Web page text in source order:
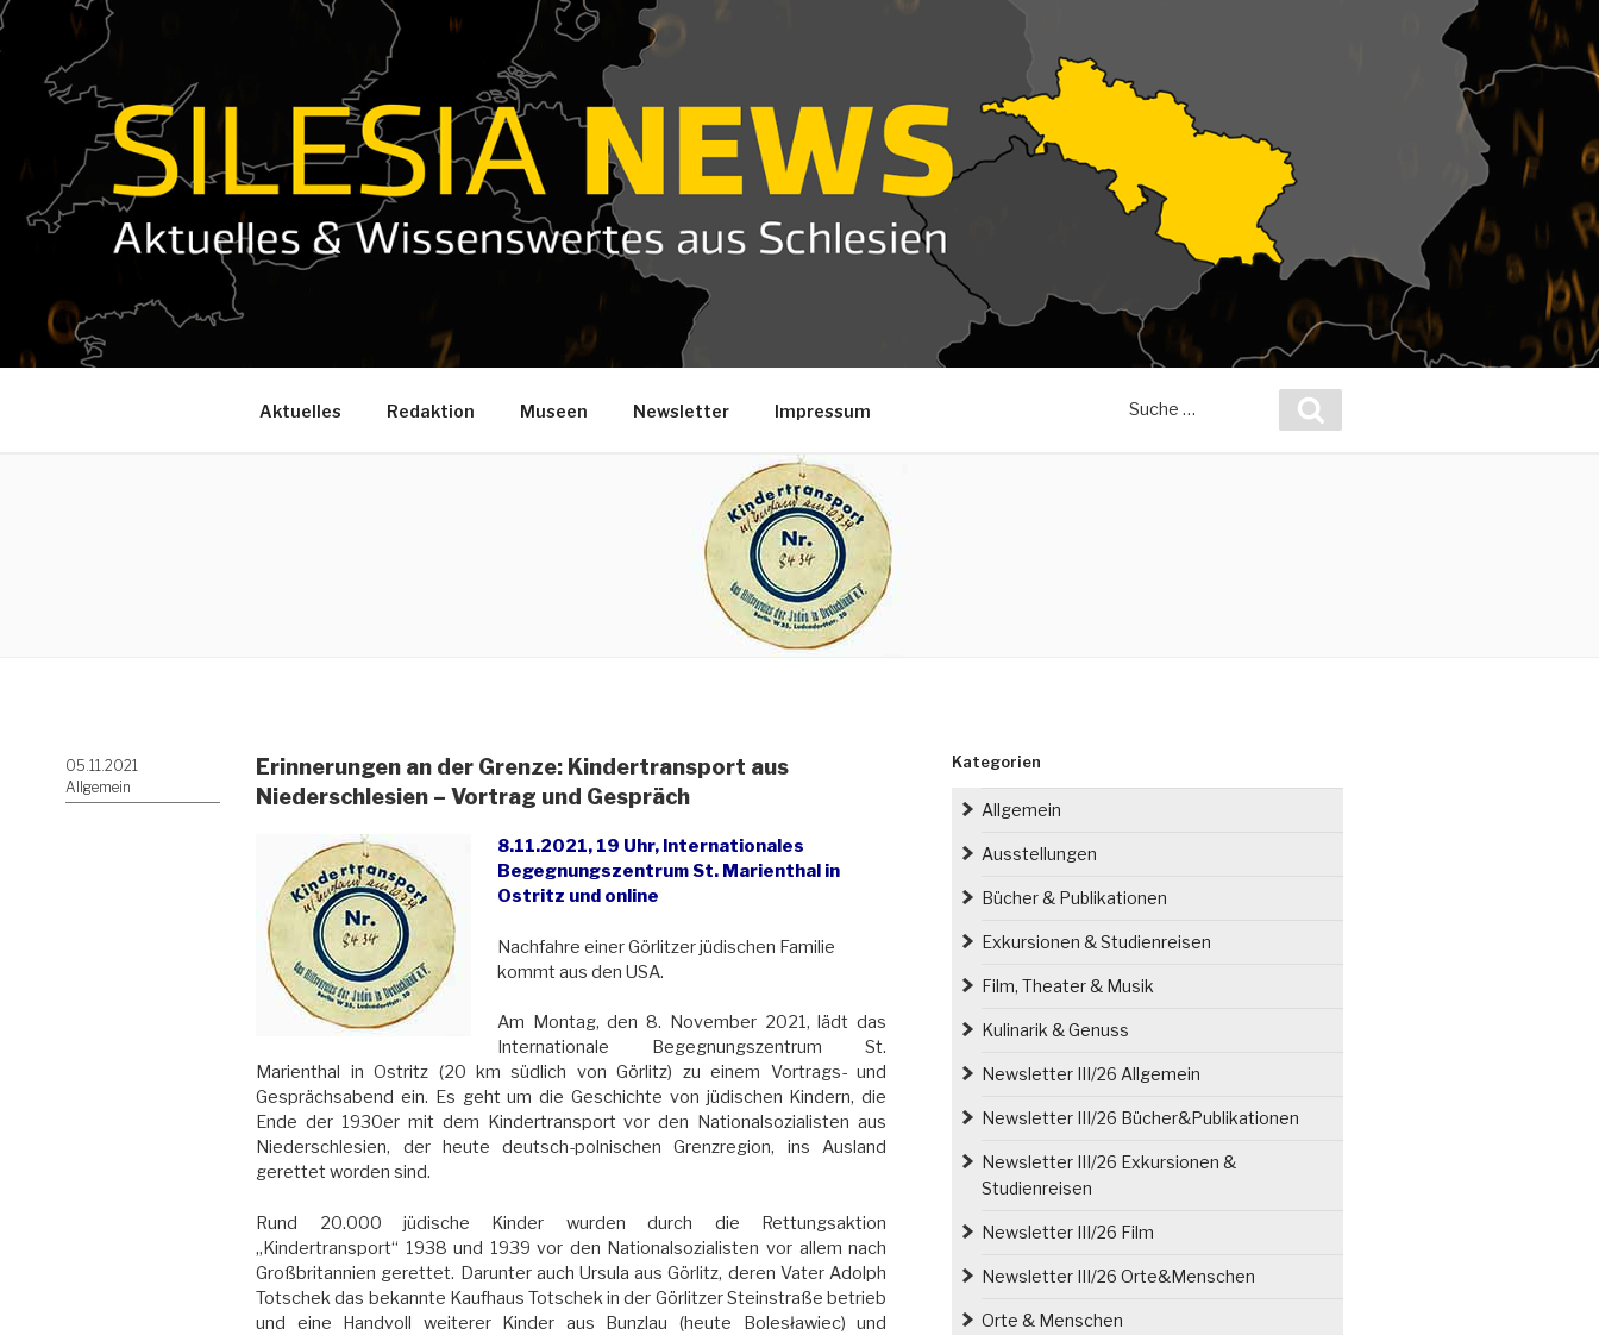
Zum
Inhalt
springen
Aktuelles Redaktion Museen Newsletter Impressum
nach:
Veröffentlicht
am
05.11.2021
Allgemein
Erinnerungen an der Grenze: Kindertransport aus
Niederschlesien – Vortrag und Gespräch
8.11.2021, 19 Uhr, Internationales
Begegnungszentrum St. Marienthal in
Ostritz und online
Nachfahre einer Görlitzer jüdischen Familie
kommt aus den USA.
Am Montag, den 8. November 2021, lädt das
Internationale Begegnungszentrum St.
Marienthal in Ostritz (20 km südlich von Görlitz) zu einem Vortrags- und
Gesprächsabend ein. Es geht um die Geschichte von jüdischen Kindern, die
Ende der 1930er mit dem Kindertransport vor den Nationalsozialisten aus
Niederschlesien, der heute deutsch-polnischen Grenzregion, ins Ausland
gerettet worden sind.
Rund 20.000 jüdische Kinder wurden durch die Rettungsaktion
„Kindertransport“ 1938 und 1939 vor den Nationalsozialisten vor allem nach
Großbritannien gerettet. Darunter auch Ursula aus Görlitz, deren Vater Adolph
Totschek das bekannte Kaufhaus Totschek in der Görlitzer Steinstraße betrieb
und eine Handvoll weiterer Kinder aus Bunzlau (heute Bolesławiec) und
Kategorien
Allgemein
Ausstellungen
Bücher & Publikationen
Exkursionen & Studienreisen
Film, Theater & Musik
Kulinarik & Genuss
Newsletter III/26 Allgemein
Newsletter III/26 Bücher&Publikationen
Newsletter III/26 Exkursionen &
Studienreisen
Newsletter III/26 Film
Newsletter III/26 Orte&Menschen
Orte & Menschen